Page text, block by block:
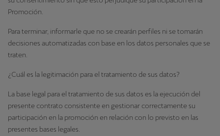
Promoción.
Para terminar, informarle que no se crearán perfiles ni se tomarán
decisiones automatizadas con base en los datos personales que se
traten.
¿Cuál es la legitimación para el tratamiento de sus datos?
La base legal para el tratamiento de sus datos es la ejecución del
presente contrato consistente en gestionar correctamente su
participación en la promoción en relación con lo previsto en las
presentes bases legales.